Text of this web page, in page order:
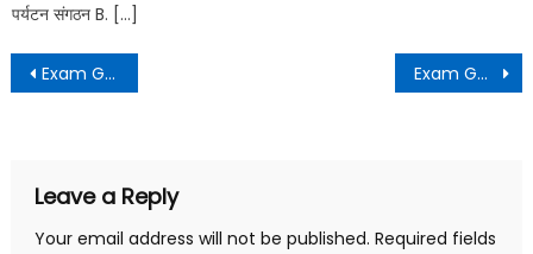
पर्यटन संगठन B. […]
Post
Exam Guide Daily Dose – 78 Exam Guide Daily Dose – 79
Leave a Reply
Your email address will not be published. Required fields